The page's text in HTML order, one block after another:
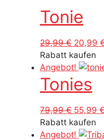
Tonie
29,99€
Preis
war:
29,99 €
20,99
Rabatt kaufen
Angebot!
Tonies
79,99€
Preis
war:
55,99 €
Rabatt kaufen
Angebot!